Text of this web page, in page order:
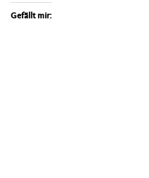
Gefällt mir: